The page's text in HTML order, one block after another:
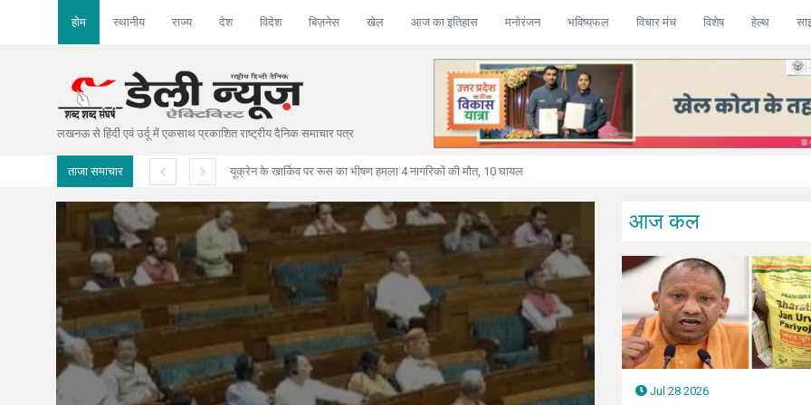
होम स्थानीय राज्य देश विदेश बिज़नेस खेल आज का इतिहास मनोरंजन भविष्यफल विचार मंच विशेष हेल्थ
लखनऊ से हिंदी एवं उर्दू में एकसाथ प्रकाशित राष्ट्रीय दैनिक समाचार पत्र
ताजा समाचार अमेरिका ने ईरान पर 850 टॉमहॉक मिसाइलें दागीं, अबू धाबी में मिसाइल अटैक
आज कल
Jul 7 2026
Jul 28 2026
Jul 28 2026